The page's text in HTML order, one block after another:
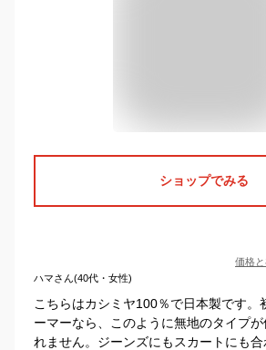
ショップでみる
価格
ハマさん(40代・女性)
こちらはカシミヤ100％で日本製です。
ーマーなら、このように無地のタイプ
れません。ジーンズにもスカートにも